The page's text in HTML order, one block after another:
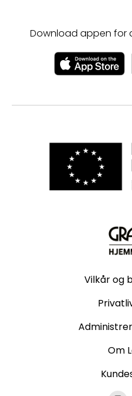
Download appen for
Vilkår og
Om